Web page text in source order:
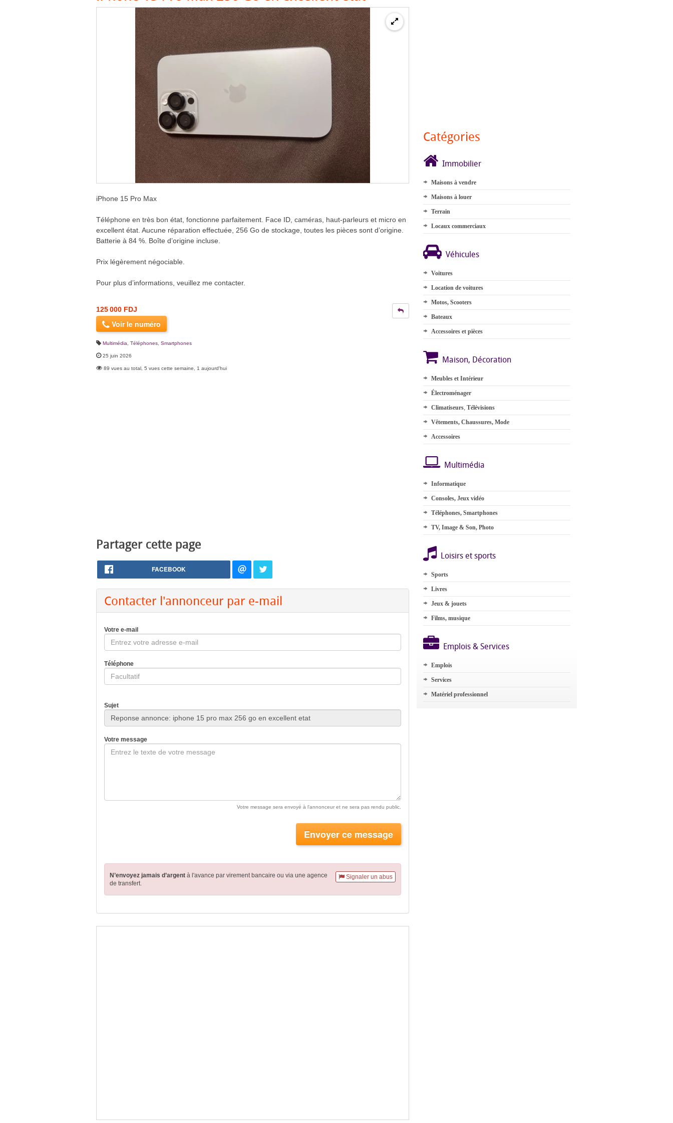
iPhone 15 Pro Max
Téléphone en très bon état, fonctionne parfaitement. Face ID, caméras, haut-parleurs et micro en
excellent état. Aucune réparation effectuée, 256 Go de stockage, toutes les pièces sont d’origine.
Batterie à 84 %. Boîte d’origine incluse.
Prix légèrement négociable.
Pour plus d’informations, veuillez me contacter.
125 000 FDJ
Voir le numéro
Multimédia Téléphones, Smartphones
25 juin 2026
89 vues au total, 5 vues cette semaine, 1 aujourd'hui
Partager cette page
FACEBOOK
Contacter l'annonceur par e-mail
Votre e-mail
Téléphone
Sujet
Votre message
Votre message sera envoyé à l'annonceur et ne sera pas rendu public.
Envoyer ce message
Signaler un abus
N’envoyez jamais d’argent à l'avance par virement bancaire ou via une agence
de transfert.
Catégories
Immobilier
Maisons à vendre
Maisons à louer
Terrain
Locaux commerciaux
Véhicules
Voitures
Location de voitures
Motos, Scooters
Bateaux
Accessoires et pièces
Maison, Décoration
Meubles et Intérieur
Électroménager
Climatiseurs, Télévisions
Vêtements, Chaussures, Mode
Accessoires
Multimédia
Informatique
Consoles, Jeux vidéo
Téléphones, Smartphones
TV, Image & Son, Photo
Loisirs et sports
Sports
Livres
Jeux & jouets
Films, musique
Emplois & Services
Emplois
Services
Matériel professionnel